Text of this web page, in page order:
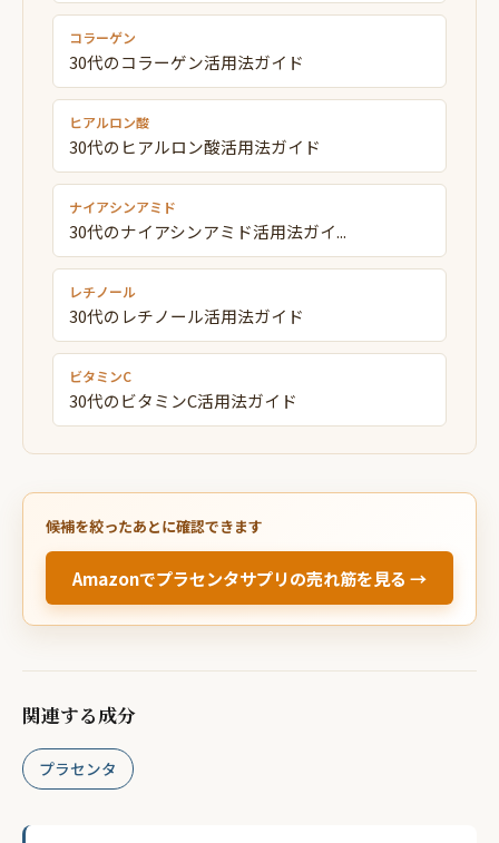
コラーゲン
30代のコラーゲン活用法ガイド
ヒアルロン酸
30代のヒアルロン酸活用法ガイド
ナイアシンアミド
30代のナイアシンアミド活用法ガイ...
レチノール
30代のレチノール活用法ガイド
ビタミンC
30代のビタミンC活用法ガイド
候補を絞ったあとに確認できます
Amazonでプラセンタサプリの売れ筋を見る →
関連する成分
プラセンタ